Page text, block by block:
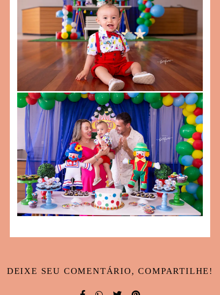
DEIXE SEU COMENTÁRIO, COMPARTILHE!